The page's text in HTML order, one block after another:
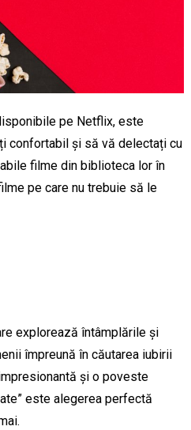
pe Netflix, este
confortabil și să vă delectați cu
filme din biblioteca lor în
pe care nu trebuie să le
explorează întâmplările și
împreună în căutarea iubirii
și o poveste
este alegerea perfectă